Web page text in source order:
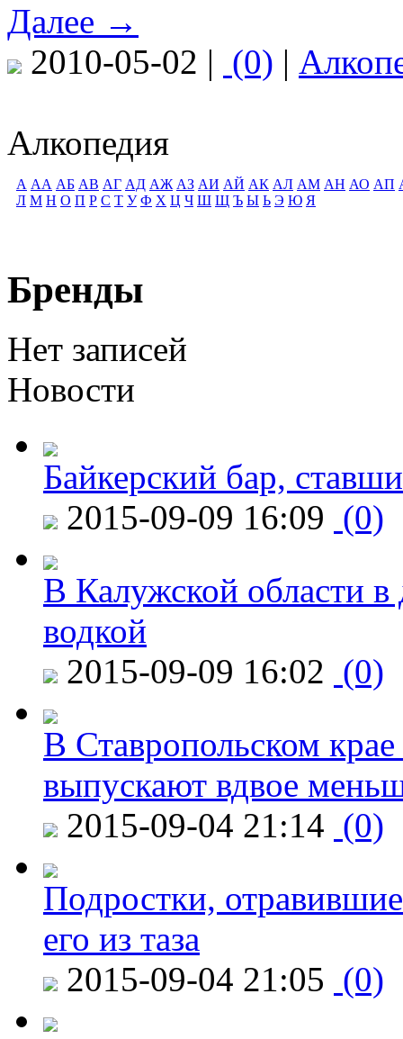
Далее →
2010-05-02 | (0) |
Алкопедия
А АА АБ АВ АГ АД АЖ АЗ АИ АЙ АК АЛ АМ АН АО АП
Л М Н О П Р С Т У Ф Х Ц Ч Ш Щ Ъ Ы Ь Э Ю Я
Бренды
Нет записей
Новости
Байкерский бар,
2015-09-09 16:09 (0)
В Калужской области в
водкой
2015-09-09 16:02 (0)
В Ставропольском
выпускают вдвое
2015-09-04 21:14 (0)
Подростки,
его из таза
2015-09-04 21:05 (0)